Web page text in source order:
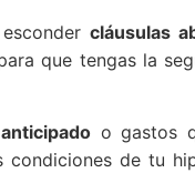
escondercláusulas
que tengas la
o gastos
condiciones de tu